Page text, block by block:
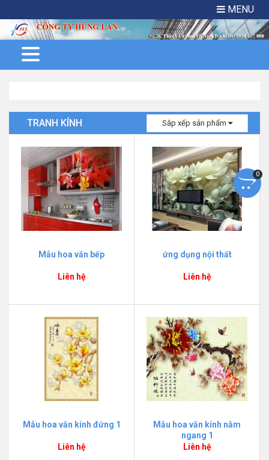
MENU
TRANH KÍNH Sắp xếp sản phẩm
Mẫu hoa văn bếp
Liên hệ
ứng dụng nội thất
Liên hệ
Mẫu hoa văn kính đứng 1
Liên hệ
Mẫu hoa văn kính nằm
ngang 1
Liên hệ
0